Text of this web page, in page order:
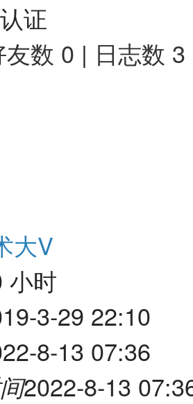
证
友数 0 | 日志数 3
大V
小时
3-29 22:10
8-13 07:36
2022-8-13